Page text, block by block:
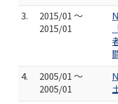
3.
2015/01 ～
2015/01
4.
2005/01 ～
2005/01